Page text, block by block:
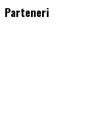
Parteneri